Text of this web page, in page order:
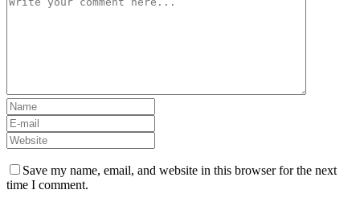
Save my name, email, and website in this browser for the next
time I comment.